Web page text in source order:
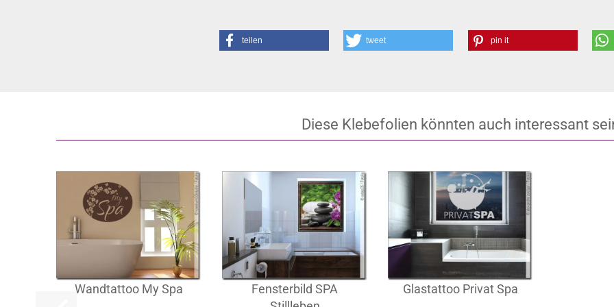
teilen tweet pin it
Diese Klebefolien könnten auch interessant
Wandtattoo My Spa
Fensterbild SPA
Glastattoo Privat Spa